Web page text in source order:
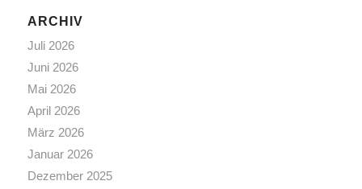
ARCHIV
Juli 2026
Juni 2026
Mai 2026
April 2026
März 2026
Januar 2026
Dezember 2025